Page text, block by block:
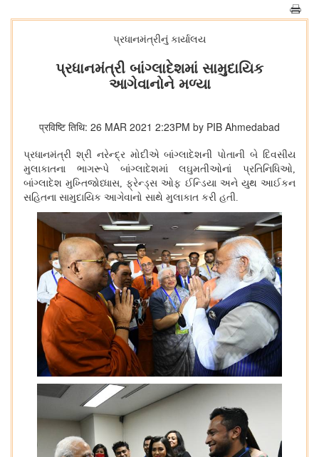
પ્રધાનમંત્રીનું કાર્યાલય
પ્રધાનમંત્રી બાંગ્લાદેશમાં સામુદાયિક
આગેવાનોને મળ્યા
प्रविष्टि तिथि: 26 MAR 2021 2:23PM by PIB Ahmedabad
પ્રધાનમંત્રી શ્રી નરેન્દ્ર મોદીએ બાંગ્લાદેશની પોતાની બે દિવસીય
મુલાકાતના ભાગરૂપે બાંગ્લાદેશમાં લઘુમતીઓનાં પ્રતિનિધિઓ,
બાંગ્લાદેશ મુખ્તિજોધ્ધાસ, ફ્રેન્ડ્સ ઓફ ઈન્ડિયા અને યુથ આઈકન
સહિતના સામુદાયિક આગેવાનો સાથે મુલાકાત કરી હતી.